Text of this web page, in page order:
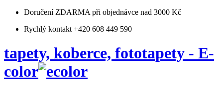
Doručení ZDARMA při objednávce nad 3000 Kč
Rychlý kontakt +420 608 449 590
tapety, koberce, fototapety - E-
color